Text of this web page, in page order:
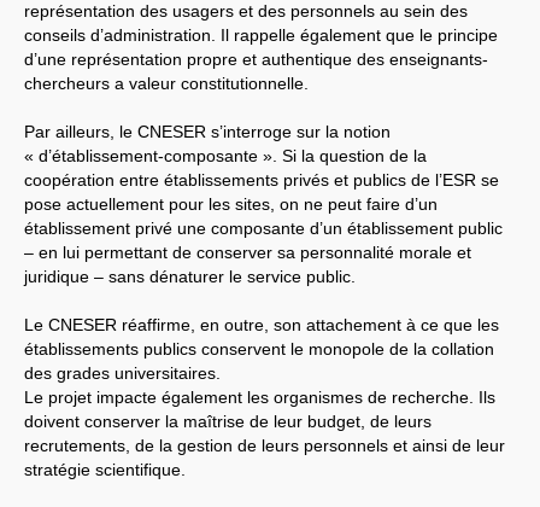
CNRS-INRIA
Archives diverses
Archives temporaires
Affaires en cours ou pour
informatiques
Concours interne
DGG
Evaluation des Ingénieurs
et Techniciens
SIRHUS - Dossier
Carrière
Suppléments familial de
Références, utilitaires,etc.
SUD-REau CNRS
Instances duCNRS
Archives
CA2009
CCP2008
CCP2011
CoNRS 2008
représentation des usagers et des personnels au sein des
conseils d’administration. Il rappelle également que le principe
d’une représentation propre et authentique des enseignants-
chercheurs a valeur constitutionnelle.
Par ailleurs, le CNESER s’interroge sur la notion
« d’établissement-composante ». Si la question de la
coopération entre établissements privés et publics de l’ESR se
pose actuellement pour les sites, on ne peut faire d’un
établissement privé une composante d’un établissement public
– en lui permettant de conserver sa personnalité morale et
juridique – sans dénaturer le service public.
Le CNESER réaffirme, en outre, son attachement à ce que les
établissements publics conservent le monopole de la collation
des grades universitaires.
Le projet impacte également les organismes de recherche. Ils
doivent conserver la maîtrise de leur budget, de leurs
recrutements, de la gestion de leurs personnels et ainsi de leur
stratégie scientifique.